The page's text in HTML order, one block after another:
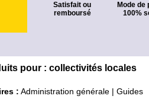
Satisfait ou
remboursé
Mode de
100%
pour : collectivités locales
: Administration générale
Guides